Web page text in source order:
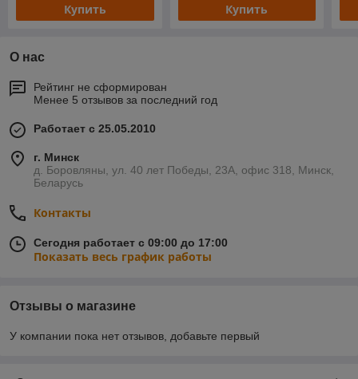
Купить Купить
О нас
Рейтинг не сформирован
Менее 5 отзывов за последний год
Работает с 25.05.2010
г. Минск
д. Боровляны, ул. 40 лет Победы, 23А, офис 318, Минск,
Беларусь
Контакты
Сегодня работает с 09:00 до 17:00
Показать весь график работы
Отзывы о магазине
У компании пока нет отзывов, добавьте первый